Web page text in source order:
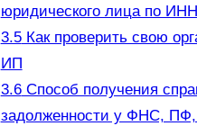
юридического лица по
3.5Как проверить свою
ИП
3.6Способ получения
задолженности у ФНС,